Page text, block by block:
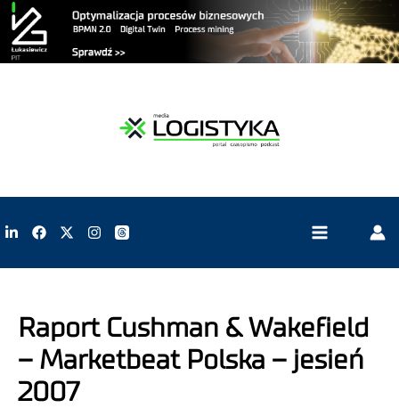
Raport Cushman & Wakefield
– Marketbeat Polska – jesień
2007